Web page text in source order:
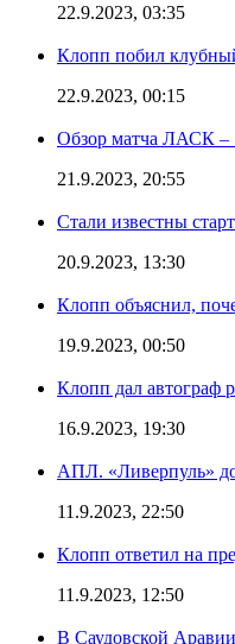
22.9.2023, 03:35
Клопп побил
22.9.2023, 00:15
Обзор матча ЛАСК –
21.9.2023, 20:55
Стали известны
20.9.2023, 13:30
Клопп объяснил,
19.9.2023, 00:50
Клопп дал автограф
16.9.2023, 19:30
АПЛ. «Ливерпуль»
11.9.2023, 22:50
Клопп ответил на
11.9.2023, 12:50
В Саудовской